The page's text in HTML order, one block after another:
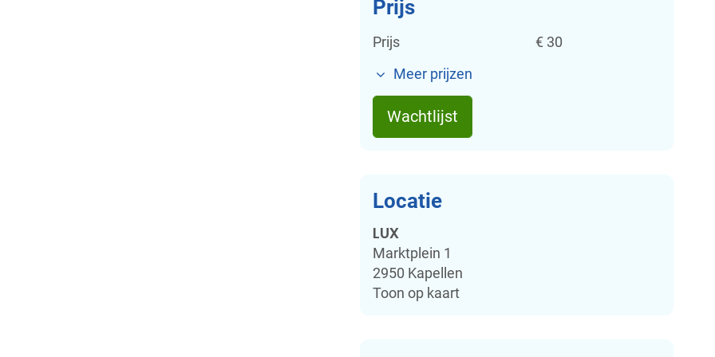
Prijs
Prijs € 30
Meer prijzen
Wachtlijst
Locatie
LUX
Marktplein 1
2950 Kapellen
Toon op kaart